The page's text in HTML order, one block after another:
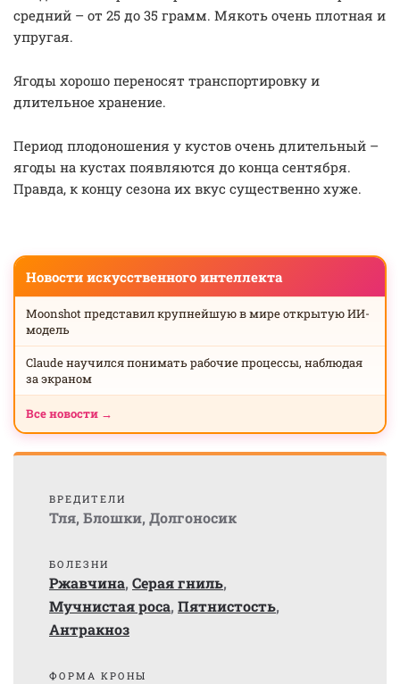
средний – от 25 до 35 грамм. Мякоть очень плотная и
упругая.
Ягоды хорошо переносят транспортировку и
длительное хранение.
Период плодоношения у кустов очень длительный –
ягоды на кустах появляются до конца сентября.
Правда, к концу сезона их вкус существенно хуже.
Новости искусственного интеллекта
Moonshot представил крупнейшую в мире открытую ИИ-
модель
Claude научился понимать рабочие процессы, наблюдая
за экраном
Все новости →
ВРЕДИТЕЛИ
Тля, Блошки, Долгоносик
БОЛЕЗНИ
Ржавчина, Серая гниль,
Мучнистая роса, Пятнистость,
Антракноз
ФОРМА КРОНЫ